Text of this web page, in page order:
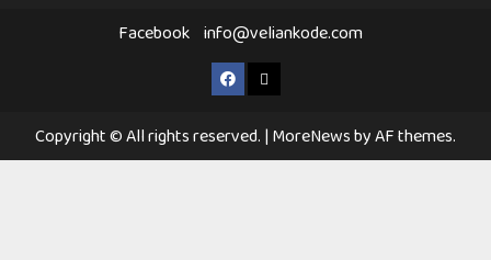
Facebook info@veliankode.com
Facebookinfo@veliankode.com
Copyright © All rights reserved. | MoreNewsby AF themes.